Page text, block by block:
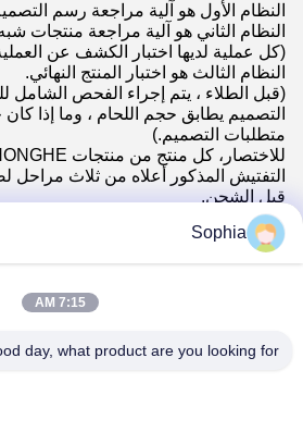
النظام الأول هو آلية مراجعة رسم
النظام الثاني هو آلية مراجعة منتجات شبه
(كل عملية لديها اختبار الكشف عن
النظام الثالث هو اختبار المنتج النهائي.
(قبل الطلاء ، يتم إجراء الفحص الشامل
التصميم يطابق حجم اللحام ، وما إذا
متطلبات التصميم.)
التفتيش المذكور أعلاه من ثلاث مراحل
قبل الشحن.
Sophia
7:15 AM
day, what product are you looking for?